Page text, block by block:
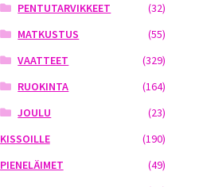
PENTUTARVIKKEET
(32)
MATKUSTUS
(55)
VAATTEET
(329)
RUOKINTA
(164)
JOULU
(23)
KISSOILLE
(190)
PIENELÄIMET
(49)